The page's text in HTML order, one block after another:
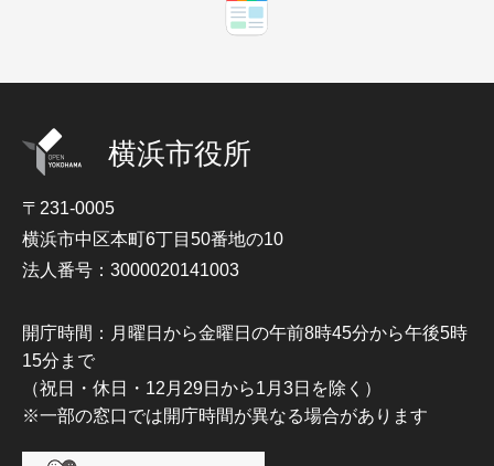
横浜市役所
〒231-0005
横浜市中区本町6丁目50番地の10
法人番号：3000020141003
開庁時間：月曜日から金曜日の午前8時45分から午後5時
15分まで
（祝日・休日・12月29日から1月3日を除く）
※一部の窓口では開庁時間が異なる場合があります